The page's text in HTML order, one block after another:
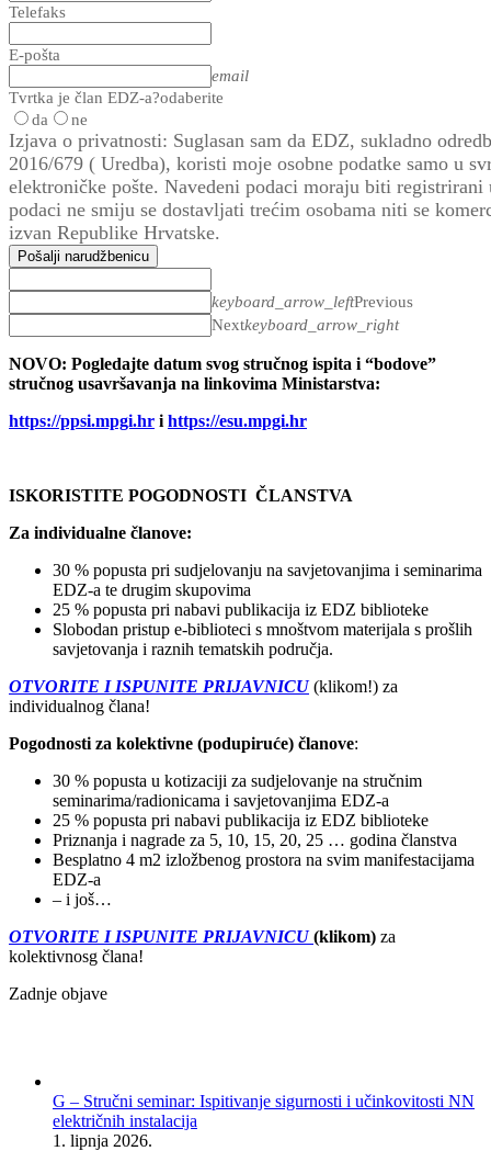
Telefaks
E-pošta
email
Tvrtka je član EDZ-a?odaberite
da
ne
Izjava o privatnosti: Suglasan sam da EDZ, sukladno
2016/679 ( Uredba), koristi moje osobne podatke samo u
elektroničke pošte. Navedeni podaci moraju biti
podaci ne smiju se dostavljati trećim osobama niti se
izvan Republike Hrvatske.
Pošalji narudžbenicu
keyboard_arrow_leftPrevious
Nextkeyboard_arrow_right
NOVO: Pogledajte datum svog stručnog ispita i “bodove”
stručnog usavršavanja na linkovima Ministarstva:
https://ppsi.mpgi.hr i https://esu.mpgi.hr
ISKORISTITE POGODNOSTI ČLANSTVA
Za individualne članove:
30 % popusta pri sudjelovanju na savjetovanjima i seminarima
EDZ-a te drugim skupovima
25 % popusta pri nabavi publikacija iz EDZ biblioteke
Slobodan pristup e-biblioteci s mnoštvom materijala s prošlih
savjetovanja i raznih tematskih područja.
OTVORITE I ISPUNITE PRIJAVNICU(klikom!) za
individualnog člana!
Pogodnosti za kolektivne (podupiruće) članove:
30 % popusta u kotizaciji za sudjelovanje na stručnim
seminarima/radionicama i savjetovanjima EDZ-a
25 % popusta pri nabavi publikacija iz EDZ biblioteke
Priznanja i nagrade za 5, 10, 15, 20, 25 … godina članstva
Besplatno 4 m2 izložbenog prostora na svim manifestacijama
EDZ-a
– i još…
OTVORITE I ISPUNITE PRIJAVNICU(klikom) za
kolektivnosg člana!
Zadnje objave
G – Stručni seminar: Ispitivanje sigurnosti i učinkovitosti NN
električnih instalacija
1. lipnja 2026.